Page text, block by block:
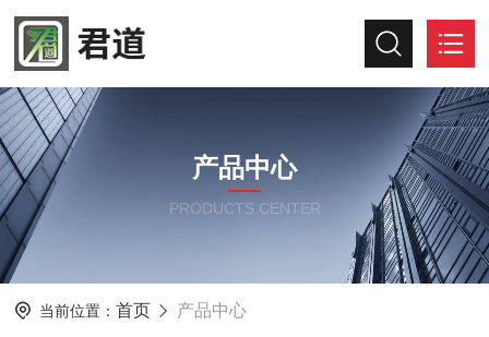
产品中心
PRODUCTS CENTER
当前位置： 首页 产品中心